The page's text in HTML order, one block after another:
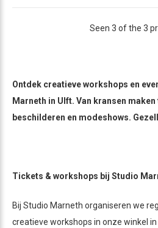
Seen 3 of the 3
Ontdek creatieve workshops en
Marneth in Ulft. Van kransen
beschilderen en modeshows.
Tickets & workshops bij Studio
Bij Studio Marneth organiseren we
creatieve workshops in onze winkel